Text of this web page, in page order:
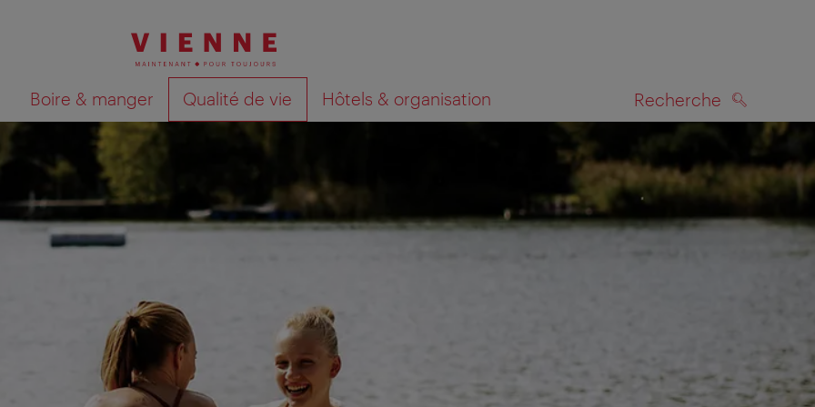
Boire & manger Qualité de vie Hôtels & organisation Recherche
Afficher les résultats de la recherche sur la carte RECHERCHE